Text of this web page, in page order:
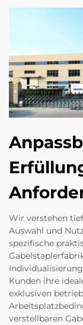
Wir verstehen
Auswahl und
spezifische
Kunden ihre
exklusiven
verstellbaren